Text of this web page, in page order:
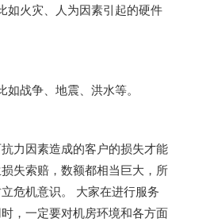
如火灾、人为因素引起的硬件
战争、地震、洪水等。
力因素造成的客户的损失才能
失索赔，数额都相当巨大，所
危机意识。 大家在进行服务
，一定要对机房环境和各方面